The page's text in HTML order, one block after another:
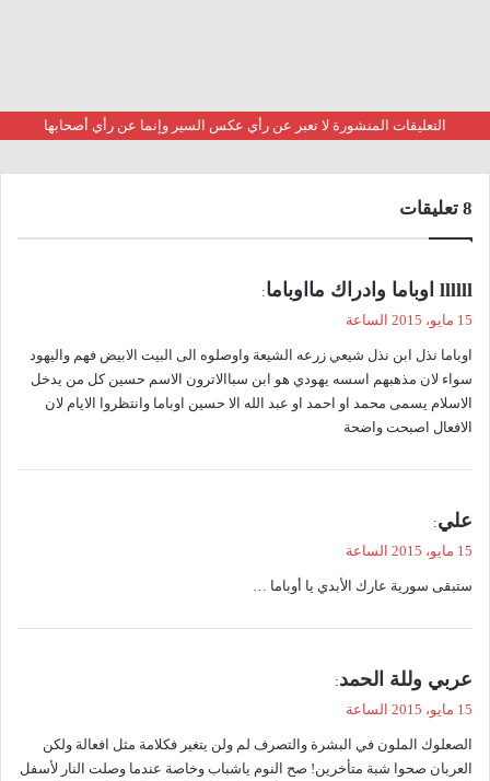
التعليقات المنشورة لا تعبر عن رأي عكس السير وإنما عن رأي أصحابها
‫8 تعليقات
ي
ل
llllll اوباما وادراك مااوباما
:
15 مايو، 2015 الساعة
اوباما نذل ابن نذل شيعي زرعه الشيعة واوصلوه الى البيت الابيض فهم واليهود
سواء لان مذهبهم اسسه يهودي هو ابن سباالاترون الاسم حسين كل من يدخل
الاسلام يسمى محمد او احمد او عبد الله الا حسين اوباما وانتظروا الايام لان
الافعال اصبحت واضحة
ي
ل
علي:
15 مايو، 2015 الساعة
ستبقى سورية عارك الأبدي يا أوباما …
ي
ل
عربي وللة الحمد:
15 مايو، 2015 الساعة
الصعلوك الملون في البشرة والتصرف لم ولن يتغير فكلامة مثل افعالة ولكن
العربان صحوا شبة متأخرين! صح النوم ياشباب وخاصة عندما وصلت النار لأسفل